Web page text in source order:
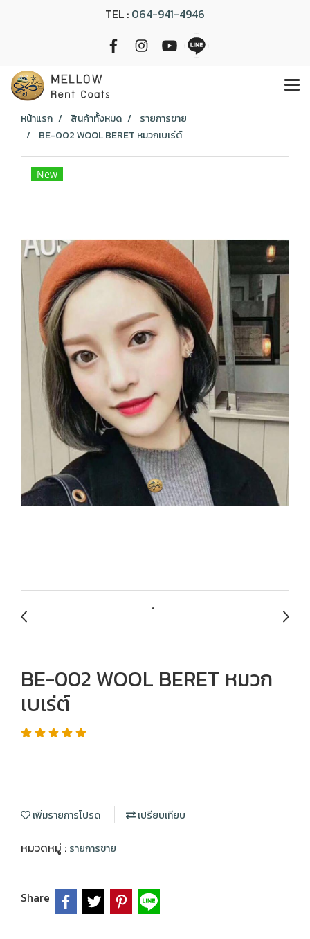
TEL : 064-941-4946
หน้าแรก สินค้าทั้งหมด
รายการขาย
BE-002 WOOL BERET หมวกเบเร่ต์
New
BE-002 WOOL BERET หมวก
เบเร่ต์
เพิ่มรายการโปรด เปรียบเทียบ
หมวดหมู่ : รายการขาย
Share